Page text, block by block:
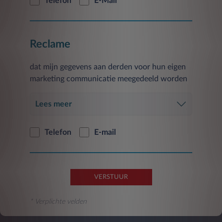
of in de toekomst geactiveerd wordt.
dergelijke verwerking is van invloed op de
activiteiten.
deze paragraaf genoemde doeleinden in te
De verstrekte gegevens worden gedurende
1.B) om alleen de promoties te ontvangen die
Reclame
dat mijn gegevens aan derden voor hun eigen
marketing communicatie meegedeeld worden
Lees meer
Telefon E-mail
VERSTUUR
* Verplichte velden